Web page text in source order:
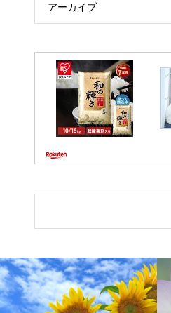
アーカイブ